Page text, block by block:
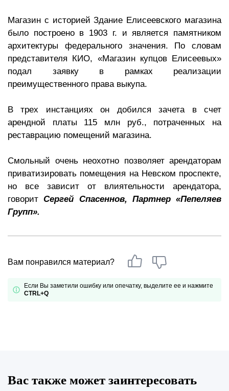
Магазин с историей Здание Елисеевского магазина
было построено в 1903 г. и является памятником
архитектуры федерального значения. По словам
представителя КИО, «Магазин купцов Елисеевых»
подал заявку в рамках реализации
преимущественного права выкупа.
В трех инстанциях он добился зачета в счет
арендной платы 115 млн руб., потраченных на
реставрацию помещений магазина.
Смольный очень неохотно позволяет арендаторам
приватизировать помещения на Невском проспекте,
но все зависит от влиятельности арендатора,
говоритСергей Спасеннов, Партнер «Пепеляев
Групп».
Вам понравился материал?
Если Вы заметили ошибку или опечатку, выделите ее и нажмите
CTRL+Q
Вас также может заинтересовать